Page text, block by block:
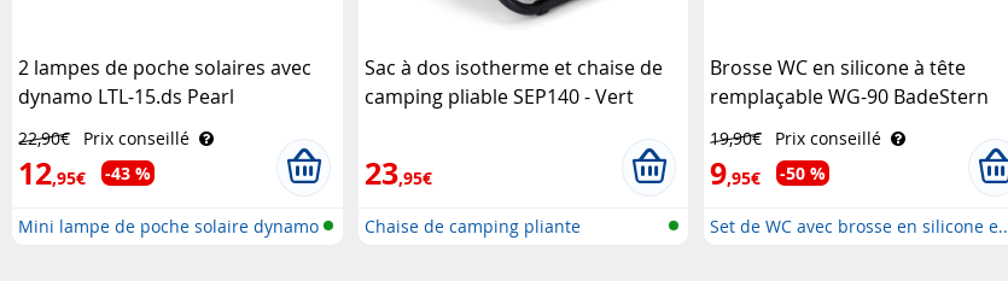
2 lampes de poche solaires avec
dynamo LTL-15.ds Pearl
22,90€ Prix conseillé
12,95€ -43 %
Mini lampe de poche solaire dynamo
Sac à dos isotherme et chaise de
camping pliable SEP140 - Vert
23,95€
Chaise de camping pliante
Brosse WC en silicone à tête
remplaçable WG-90 BadeStern
19,90€ Prix conseillé
9,95€ -50 %
Set de WC avec brosse en silicone e..